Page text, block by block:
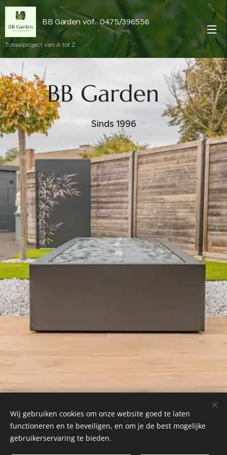
BB Garden vof. 0475/396556
Totaalproject van A tot Z
BB Garden
Sinds 1996
Wij gebruiken cookies om onze website goed te laten
functioneren en te beveiligen, en om je de best mogelijke
gebruikerservaring te bieden.